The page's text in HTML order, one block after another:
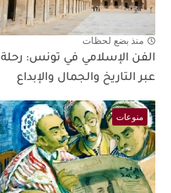
منذ بضع لحظات
الفن الإسلامي في تونس: رحلة
عبر التاريخ والجمال والإبداع
منوعات